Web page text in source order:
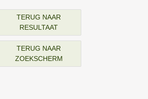
TERUG NAAR
RESULTAAT
TERUG NAAR
ZOEKSCHERM